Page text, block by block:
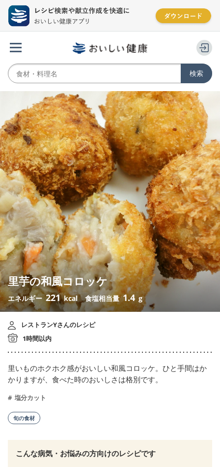
里芋の和風コロッケ
エネルギー 221 kcal 食塩相当量1.4 g
レストランYさんのレシピ
1時間以内
里いものホクホク感がおいしい和風コロッケ。ひと手間はか
かりますが、食べた時のおいしさは格別です。
塩分カット
旬の食材
こんな病気・お悩みの方向けのレシピです